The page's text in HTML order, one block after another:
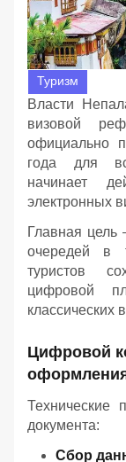
Туризм
Власти
визовой
официально
года для
начинает
электронных
Главная цель
очередей в
туристов
цифровой
классических
Цифровой
Технические
документа:
Сбор